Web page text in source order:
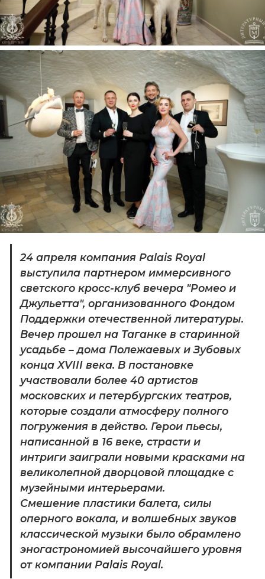
24 апреля компания Palais Royal
выступила партнером иммерсивного
светского кросс-клуб вечера "Ромео и
Джульетта", организованного Фондом
Поддержки отечественной литературы.
Вечер прошел на Таганке в старинной
усадьбе – дома Полежаевых и Зубовых
конца XVIII века. В постановке
участвовали более 40 артистов
московских и петербургских театров,
которые создали атмосферу полного
погружения в действо. Герои пьесы,
написанной в 16 веке, страсти и
интриги заиграли новыми красками на
великолепной дворцовой площадке с
музейными интерьерами.
Смешение пластики балета, силы
оперного вокала, и волшебных звуков
классической музыки было обрамлено
эногастрономией высочайшего уровня
от компании Palais Royal.